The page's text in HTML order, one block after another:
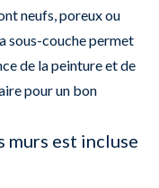
neufs, poreux ou
sous-couche permet
de la peinture et de
pour un bon
murs est incluse